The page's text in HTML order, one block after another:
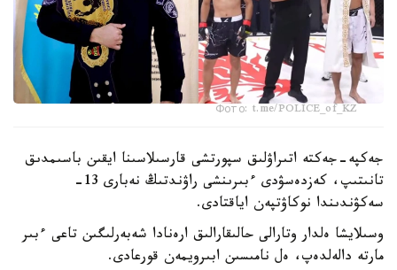
Фото: t.me/POLICE_of_KZ
جەكپە-جەكتە اتىراۋلىق سپورتشى قارسىلاسىنا ايقىن باسىمدىق
تانىتىپ، كەزدەسۋدى ءبىرىنشى راۋندتىڭ نەبارى 13-
سەكۋندىندا نوكاۋتپەن اياقتادى.
وسىلايشا ەلدار وتارالى حالىقارالىق ارەنادا شەبەرلىگىن تاعى ءبىر
مارتە دالەلدەپ، ەل نامىسىن ابىرويمەن قورعادى.